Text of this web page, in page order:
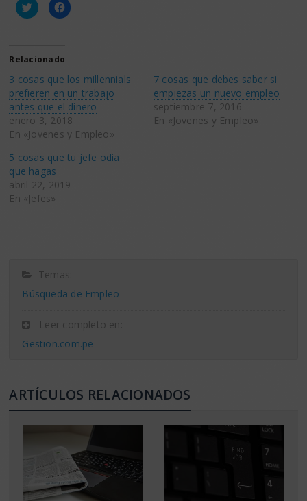
Haz
clic
(Se
abre
una
ventana
nueva)
Haz
clic
una
ventana
nueva)
Relacionado
3 cosas que los millennials
prefieren en un trabajo
antes que el dinero
enero 3, 2018
En «Jovenes y Empleo»
7 cosas que debes saber si
empiezas un nuevo empleo
septiembre 7, 2016
En «Jovenes y Empleo»
5 cosas que tu jefe odia
que hagas
abril 22, 2019
En «Jefes»
Temas:
Búsqueda de Empleo
Leer completo en:
Gestion.com.pe
ARTÍCULOS RELACIONADOS